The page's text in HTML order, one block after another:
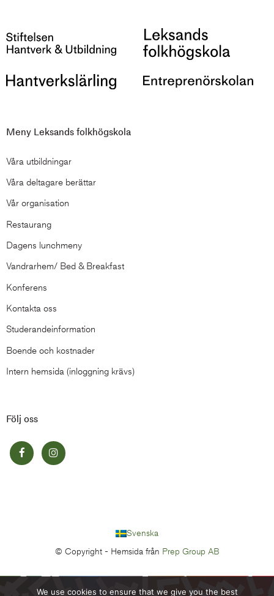
Meny Leksands folkhögskola
Våra utbildningar
Våra deltagare berättar
Vår organisation
Restaurang
Dagens lunchmeny
Vandrarhem/ Bed & Breakfast
Konferens
Kontakta oss
Studerandeinformation
Boende och kostnader
Intern hemsida (inloggning krävs)
Följ oss
Svenska
© Copyright - Hemsida från Prep Group AB
We use cookies to ensure that we give you the best